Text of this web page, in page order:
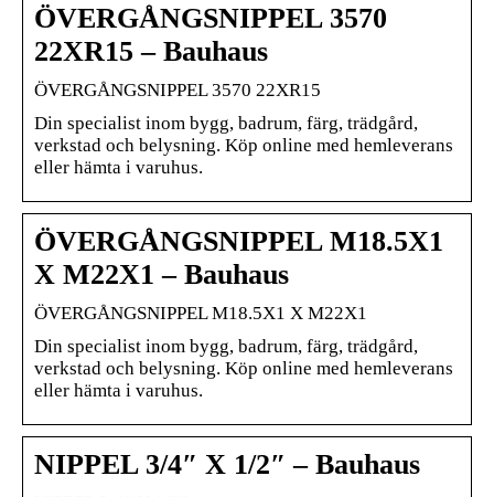
ÖVERGÅNGSNIPPEL 3570
22XR15 – Bauhaus
ÖVERGÅNGSNIPPEL 3570 22XR15
Din specialist inom bygg, badrum, färg, trädgård,
verkstad och belysning. Köp online med hemleverans
eller hämta i varuhus.
ÖVERGÅNGSNIPPEL M18.5X1
X M22X1 – Bauhaus
ÖVERGÅNGSNIPPEL M18.5X1 X M22X1
Din specialist inom bygg, badrum, färg, trädgård,
verkstad och belysning. Köp online med hemleverans
eller hämta i varuhus.
NIPPEL 3/4″ X 1/2″ – Bauhaus